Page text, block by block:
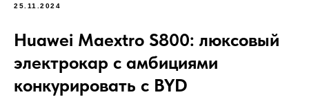
25.11.2024
Huawei Maextro S800: люксовый
электрокар с амбициями
конкурировать с BYD